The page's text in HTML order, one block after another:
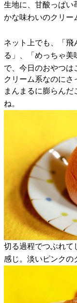
生地に、甘酸っぱい
かな味わいのクリー
ネット上でも、「飛
る」、「めっちゃ
で、今日のおやつは
クリーム系なのにさ
まんまるに膨らんだ
ね。
切る過程でつぶれ
感じ。淡いピンクの